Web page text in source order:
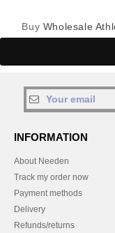
Buy Wholesale
INFORMATION
About Needen
Track my order now
Payment methods
Delivery
Refunds/returns